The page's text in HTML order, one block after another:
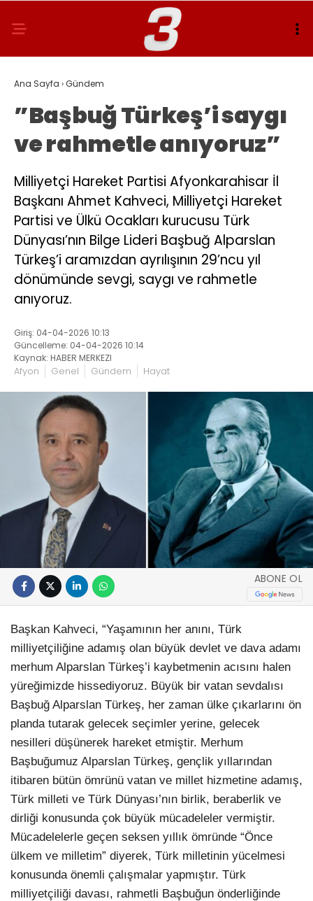
Ana Sayfa ›Gündem
”Başbuğ Türkeş’i saygı
ve rahmetle anıyoruz”
Milliyetçi Hareket Partisi Afyonkarahisar İl
Başkanı Ahmet Kahveci, Milliyetçi Hareket
Partisi ve Ülkü Ocakları kurucusu Türk
Dünyası’nın Bilge Lideri Başbuğ Alparslan
Türkeş’i aramızdan ayrılışının 29’ncu yıl
dönümünde sevgi, saygı ve rahmetle
anıyoruz.
Giriş: 04-04-2026 10:13
Güncelleme: 04-04-2026 10:14
Kaynak: HABER MERKEZI
Afyon Genel Gündem Hayat
ABONE OL
Başkan Kahveci, “Yaşamının her anını, Türk
milliyetçiliğine adamış olan büyük devlet ve dava adamı
merhum Alparslan Türkeş’i kaybetmenin acısını halen
yüreğimizde hissediyoruz. Büyük bir vatan sevdalısı
Başbuğ Alparslan Türkeş, her zaman ülke çıkarlarını ön
planda tutarak gelecek seçimler yerine, gelecek
nesilleri düşünerek hareket etmiştir. Merhum
Başbuğumuz Alparslan Türkeş, gençlik yıllarından
itibaren bütün ömrünü vatan ve millet hizmetine adamış,
Türk milleti ve Türk Dünyası’nın birlik, beraberlik ve
dirliği konusunda çok büyük mücadeleler vermiştir.
Mücadelelerle geçen seksen yıllık ömründe “Önce
ülkem ve milletim” diyerek, Türk milletinin yücelmesi
konusunda önemli çalışmalar yapmıştır. Türk
milliyetçiliği davası, rahmetli Başbuğun önderliğinde